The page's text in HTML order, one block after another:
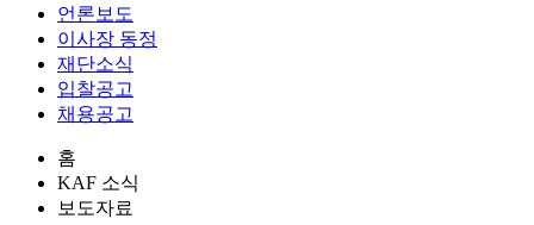
언론보도
이사장 동정
재단소식
입찰공고
채용공고
홈
KAF 소식
보도자료